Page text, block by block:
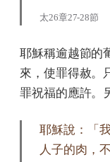
太26章27-28節
耶穌稱逾越節的
來，使罪得赦。
罪祝福的應許。
耶穌說：「
人子的肉，